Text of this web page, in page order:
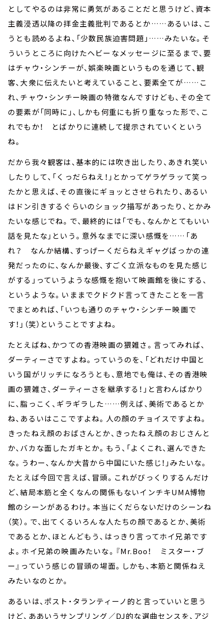
としてやるのは非常に勇気があることだと思うけど、資本
主義浸透以降の拝金主義批判であるとか……あるいは、こ
うとも読めるよね、「少数民族迫害問題」……みたいな。そ
ういうところに向けたヘビーなメッセージに至るまで、要
はチャウ・シンチーが、娯楽映画というものを通じて、観
客、大衆に伝えたいと考えていること、要素全てが……こ
れ、チャウ・シンチー映画の特徴なんですけども、その全て
の要素が「同時に」、しかも何重にも折り重なった形で、こ
れでもか！ とばかりに連続して提示されていくという
ね。
だから我々観客は、基本的には吹き出したり、あきれ笑い
したりして、「くっだらねえ！」とかってゲラゲラッて笑っ
たかと思えば、その直後にギョッとさせられたり、あるい
はドン引きするぐらいのショック描写があったり、とかみ
たいな感じでね。で、最終的には「でも、なんかとてもいい
話を見たな」という。意外なまでに深い感慨を……「あ
れ？ なんか結構、すっげーくだらねえギャグばっかの連
発だったのに、なんか最後、すごく立派なものを見た感じ
がする」っていうような感慨を抱いて映画館を後にする、
というような。いままでクドクド言ってきたことを一言
でまとめれば、「いつも通りのチャウ・シンチー映画で
す！」（笑）ということですよね。
たとえばね、かつての香港映画の猥雑さ。言ってみれば、
ダーティーさですよね。っていうのを、「どれだけ中国と
いう国がリッチになろうとも、意地でも俺は、その香港映
画の猥雑さ、ダーティーさを継承する！」と言わんばかり
に、脂っこく、ギラギラした……例えば、美術であるとか
ね、あるいはここですよね。人の顔のチョイスですよね。
きったねえ顔のおばさんとか、きったねえ顔のおじさんと
か、バカな面したガキとか。もう、「よくこれ、選んできた
な。うわー、なんか大昔から中国にいた感じ！」みたいな。
たとえば今回で言えば、冒頭。これがびっくりするんだけ
ど、結局本筋と全くなんの関係もないインチキUMA博物
館のシーンがあるわけ。本当にくだらないだけのシーンね
（笑）。で、出てくるいろんな人たちの顔であるとか、美術
であるとか、ほとんどもう、はっきり言ってホイ兄弟です
よ。ホイ兄弟の映画みたいな。『Mr.Boo！ ミスター・ブ
ー』っていう感じの冒頭の場面。しかも、本筋と関係ねえ
みたいなのとか。
あるいは、ポスト・タランティーノ的と言っていいと思う
けど、ああいうサンプリング／DJ的な選曲センスを、アジ